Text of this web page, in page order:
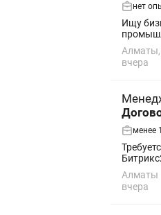
нет
Ищу бизнес-
Алматы,
вчера
менее
Алматы
вчера